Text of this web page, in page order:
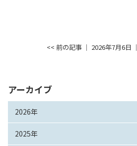
アーカイブ
2026年
2025年
<< 前の記事│ 2026年7月6日 │